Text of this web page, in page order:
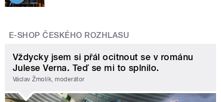
E-SHOP ČESKÉHO ROZHLASU
Vždycky jsem si přál ocitnout se v románu
Julese Verna. Teď se mi to splnilo.
Václav Žmolík, moderátor